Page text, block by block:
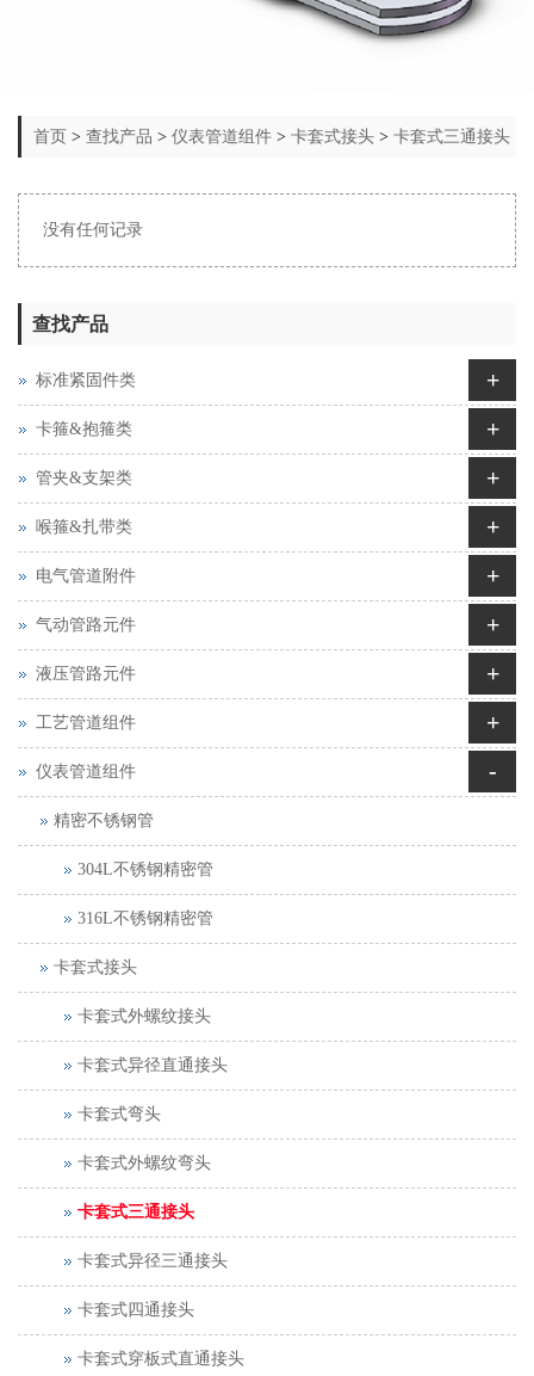
首页 > 查找产品 > 仪表管道组件 > 卡套式接头 > 卡套式三通接头
没有任何记录
查找产品
标准紧固件类 +
卡箍&抱箍类 +
管夹&支架类 +
喉箍&扎带类 +
电气管道附件 +
气动管路元件 +
液压管路元件 +
工艺管道组件 +
仪表管道组件 -
精密不锈钢管
304L不锈钢精密管
316L不锈钢精密管
卡套式接头
卡套式外螺纹接头
卡套式异径直通接头
卡套式弯头
卡套式外螺纹弯头
卡套式三通接头
卡套式异径三通接头
卡套式四通接头
卡套式穿板式直通接头